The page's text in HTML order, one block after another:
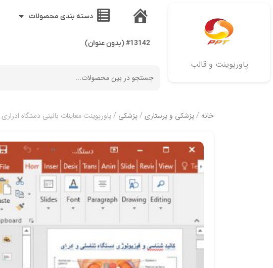
پاورپوینت و قالب
خانه
دسته بندی محصولات
#13142 (بدون عنوان)
خانه /پزشکی و پرستاری /پزشکی / پاورپوینت معاینات بالینی دستگاه ادراری